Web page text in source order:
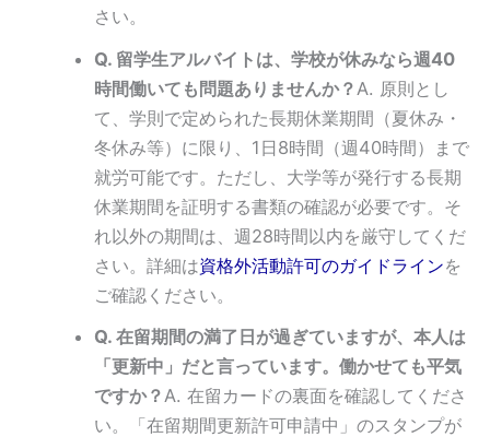
さい。
Q. 留学生アルバイトは、学校が休みなら週40
時間働いても問題ありませんか？ A. 原則とし
て、学則で定められた長期休業期間（夏休み・
冬休み等）に限り、1日8時間（週40時間）まで
就労可能です。ただし、大学等が発行する長期
休業期間を証明する書類の確認が必要です。そ
れ以外の期間は、週28時間以内を厳守してくだ
さい。詳細は資格外活動許可のガイドラインを
ご確認ください。
Q. 在留期間の満了日が過ぎていますが、本人は
「更新中」だと言っています。働かせても平気
ですか？A. 在留カードの裏面を確認してくださ
い。「在留期間更新許可申請中」のスタンプが